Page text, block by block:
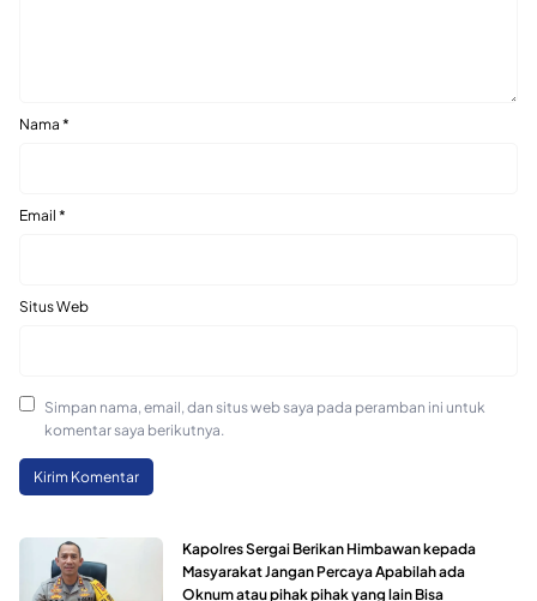
Nama *
Email *
Situs Web
Simpan nama, email, dan situs web saya pada peramban ini untuk
komentar saya berikutnya.
Kapolres Sergai Berikan Himbawan kepada
Masyarakat Jangan Percaya Apabilah ada
Oknum atau pihak pihak yang lain Bisa